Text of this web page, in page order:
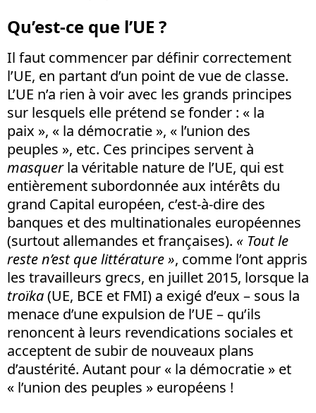
Qu’est-ce que l’UE ?
Il faut commencer par définir correctement
l’UE, en partant d’un point de vue de classe.
L’UE n’a rien à voir avec les grands principes
sur lesquels elle prétend se fonder : « la
paix », « la démocratie », « l’union des
peuples », etc. Ces principes servent à
masquerla véritable nature de l’UE, qui est
entièrement subordonnée aux intérêts du
grand Capital européen, c’est-à-dire des
banques et des multinationales européennes
(surtout allemandes et françaises). « Tout le
reste n’est que littérature », comme l’ont appris
les travailleurs grecs, en juillet 2015, lorsque la
troïka(UE, BCE et FMI) a exigé d’eux – sous la
menace d’une expulsion de l’UE – qu’ils
renoncent à leurs revendications sociales et
acceptent de subir de nouveaux plans
d’austérité. Autant pour « la démocratie » et
« l’union des peuples » européens !